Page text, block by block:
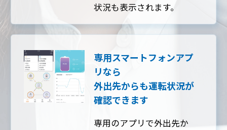
状況も表示されます。
専用スマートフォンアプ
リなら
外出先からも運転状況が
確認できます
専用のアプリで外出先か